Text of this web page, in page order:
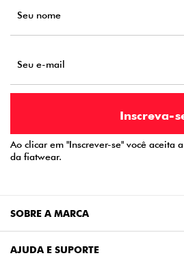
Ao clicar em "Inscrever-se" você aceita a
da fiatwear.
SOBRE A MARCA
AJUDA E SUPORTE